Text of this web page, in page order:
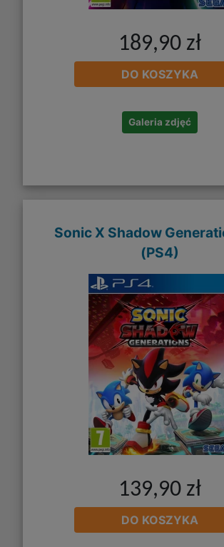
189,90 zł
DO KOSZYKA
Galeria zdjęć
Sonic X Shadow
(PS4)
139,90 zł
DO KOSZYKA